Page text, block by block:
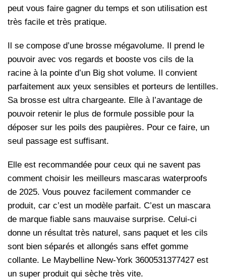
peut vous faire gagner du temps et son utilisation est
très facile et très pratique.
Il se compose d’une brosse mégavolume. Il prend le
pouvoir avec vos regards et booste vos cils de la
racine à la pointe d’un Big shot volume. Il convient
parfaitement aux yeux sensibles et porteurs de lentilles.
Sa brosse est ultra chargeante. Elle à l’avantage de
pouvoir retenir le plus de formule possible pour la
déposer sur les poils des paupières. Pour ce faire, un
seul passage est suffisant.
Elle est recommandée pour ceux qui ne savent pas
comment choisir les meilleurs mascaras waterproofs
de 2025. Vous pouvez facilement commander ce
produit, car c’est un modèle parfait. C’est un mascara
de marque fiable sans mauvaise surprise. Celui-ci
donne un résultat très naturel, sans paquet et les cils
sont bien séparés et allongés sans effet gomme
collante. Le Maybelline New-York 3600531377427 est
un super produit qui sèche très vite.